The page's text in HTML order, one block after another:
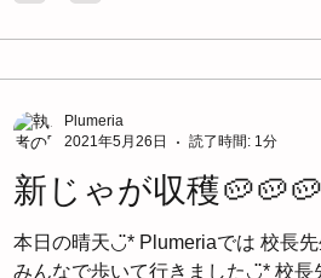
新じゃが収穫🥔🥔🥔
本日の晴天◡̈* Plumeriaでは 校長
みんなで歩いて行きました◡̈* 校
Plumeria
2021年5月26日
読了時間: 1分